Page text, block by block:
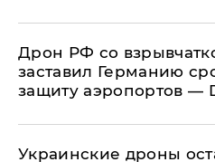
​Дрон РФ со
заставил Германию
защиту аэропортов —
Украинские дроны